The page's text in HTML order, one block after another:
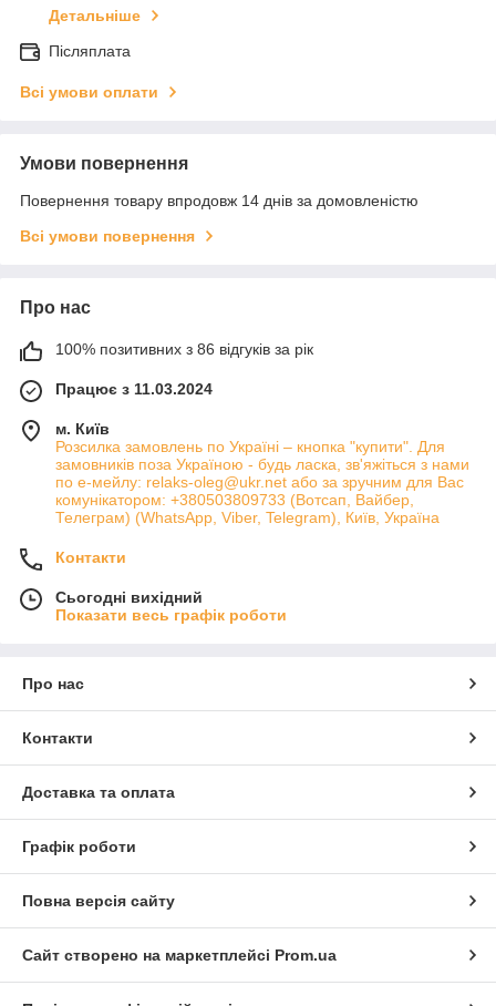
Детальніше
Післяплата
Всі умови оплати
Умови повернення
Повернення товару впродовж 14 днів за домовленістю
Всі умови повернення
Про нас
100% позитивних з 86 відгуків за рік
Працює з 11.03.2024
м. Київ
Розсилка замовлень по Україні – кнопка "купити". Для
замовників поза Україною - будь ласка, зв'яжіться з нами
по е-мейлу: relaks-oleg@ukr.net або за зручним для Вас
комунікатором: +380503809733 (Вотсап, Вайбер,
Телеграм) (WhatsApp, Viber, Telegram), Київ, Україна
Контакти
Сьогодні вихідний
Показати весь графік роботи
Про нас
Контакти
Доставка та оплата
Графік роботи
Повна версія сайту
Сайт створено на маркетплейсі Prom.ua